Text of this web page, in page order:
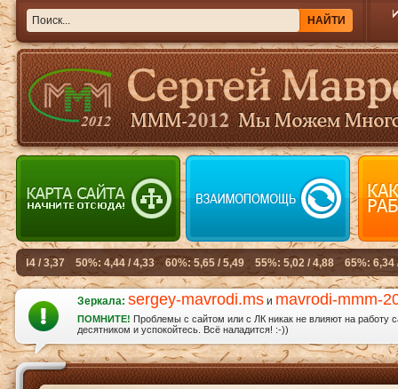
Зеркала: sergey-mavrodi.ms и mavrodi-mmm-
ПОМНИТЕ! Проблемы с сайтом или с ЛК никак не влияют на работу
десятником и успокойтесь. Всё наладится! :-))